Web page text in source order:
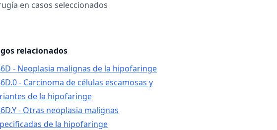
en casos seleccionados
relacionados
- Neoplasia malignas de la hipofaringe
- Carcinoma de células escamosas y
de la hipofaringe
- Otras neoplasia malignas
de la hipofaringe